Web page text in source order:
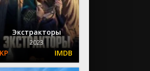
Экстракторы
2023